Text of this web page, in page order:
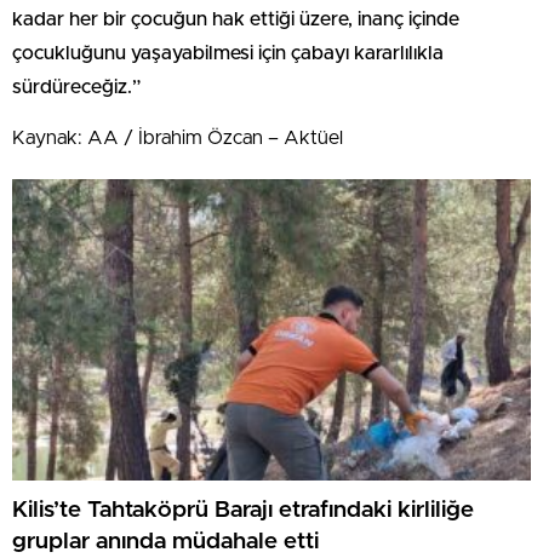
kadar her bir çocuğun hak ettiği üzere, inanç içinde
çocukluğunu yaşayabilmesi için çabayı kararlılıkla
sürdüreceğiz.”
Kaynak: AA / İbrahim Özcan – Aktüel
Kilis’te Tahtaköprü Barajı etrafındaki kirliliğe
gruplar anında müdahale etti